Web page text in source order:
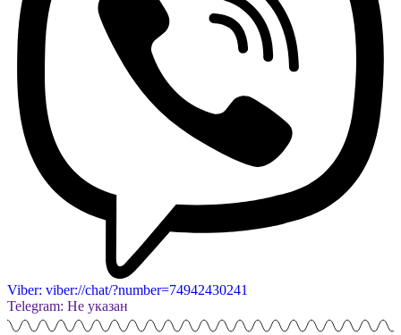
Viber: viber://chat/?number=74942430241
Telegram: Не указан